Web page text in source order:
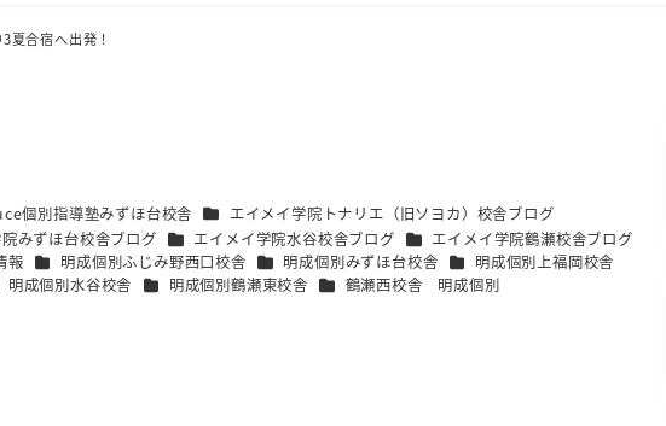
3夏合宿へ出発！
リー個別指導塾みずほ台校舎 カテゴリー
エイメイ学院トナリエ（旧ソヨカ）校舎ブログ
みずほ台校舎ブログ カテゴリー
エイメイ学院水谷校舎ブログ カテゴリー
エイメイ学院鶴瀬校舎ブログ
報 カテゴリー
明成個別ふじみ野西口校舎 カテゴリー
明成個別みずほ台校舎 カテゴリー
明成個別上福岡校舎
ゴリー
明成個別水谷校舎 カテゴリー
明成個別鶴瀬東校舎 カテゴリー
鶴瀬西校舎 明成個別